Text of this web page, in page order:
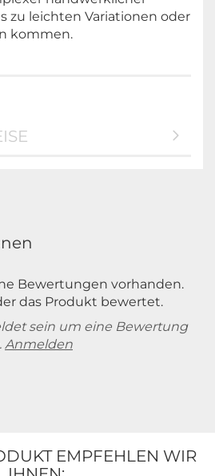
zu leichten Variationen oder
kommen.
Bewertungen vorhanden.
das Produkt bewertet.
sein um eine Bewertung
Anmelden
EMPFEHLEN WIR